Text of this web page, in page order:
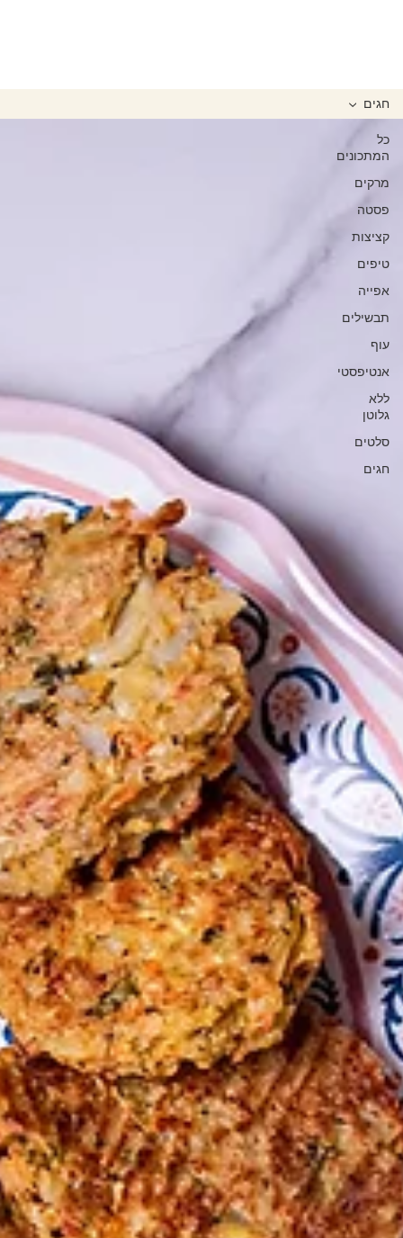
כל
המתכונים
מרקים
פסטה
קציצות
טיפים
אפייה
תבשילים
עוף
אנטיפסטי
ללא
גלוטן
סלטים
חגים
חגים